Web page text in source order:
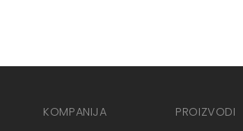
KOMPANIJA
PROIZVODI